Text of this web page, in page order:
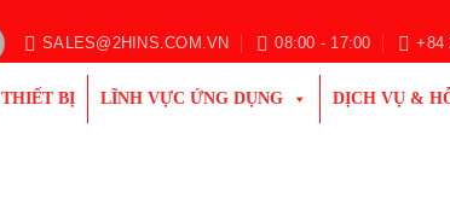
SALES@2HINS.COM.VN 08:00 - 17:00 +84
THIẾT BỊ LĨNH VỰC ỨNG DỤNG DỊCH VỤ &